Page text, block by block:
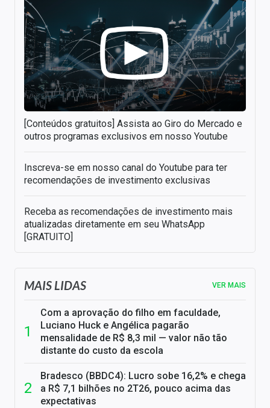
[Conteúdos gratuitos] Assista ao Giro do Mercado e
outros programas exclusivos em nosso Youtube
Inscreva-se em nosso canal do Youtube para ter
recomendações de investimento exclusivas
Receba as recomendações de investimento mais
atualizadas diretamente em seu WhatsApp
[GRATUITO]
MAIS LIDAS VER MAIS
Com a aprovação do filho em faculdade,
Luciano Huck e Angélica pagarão
mensalidade de R$ 8,3 mil — valor não tão
distante do custo da escola
Bradesco (BBDC4): Lucro sobe 16,2% e chega
a R$ 7,1 bilhões no 2T26, pouco acima das
expectativas